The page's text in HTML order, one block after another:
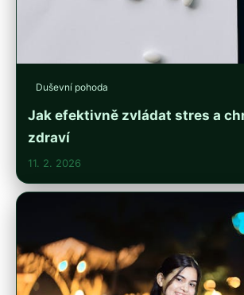
Duševní pohoda
Jak efektivně zvládat stres a
zdraví
11. 2. 2026